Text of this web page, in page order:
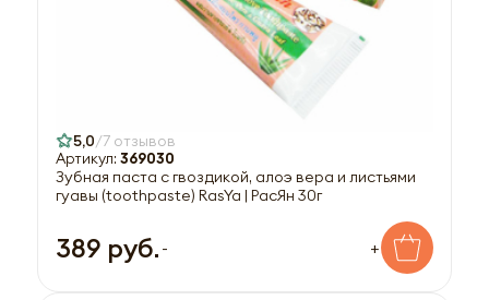
5,0 7 отзывов
Артикул: 369030
Зубная паста с гвоздикой, алоэ вера и листьями
гуавы (toothpaste) RasYa | РасЯн 30г
389 руб. - +